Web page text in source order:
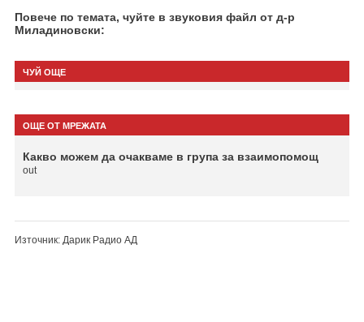
Повече по темата, чуйте в звуковия файл от д-р
Миладиновски:
ЧУЙ ОЩЕ
ОЩЕ ОТ МРЕЖАТА
Какво можем да очакваме в група за взаимопомощ
out
Източник: Дарик Радио АД